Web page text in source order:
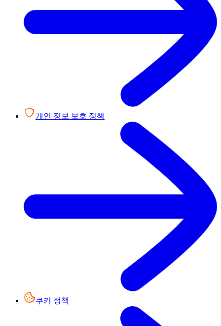
개인 정보 보호 정책
쿠키 정책